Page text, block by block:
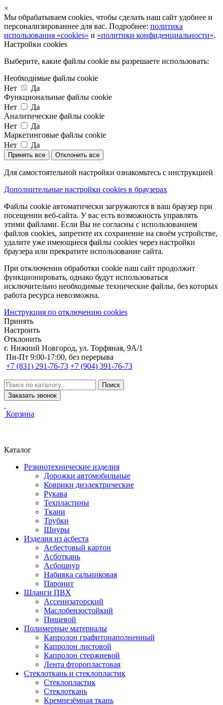
×
Мы обрабатываем cookies, чтобы сделать наш сайт удобнее и
персонализированнее для вас. Подробнее: политика
использования «cookies» и «политики конфиденциальности».
Настройки cookies
Выберите, какие файлы cookie вы разрешаете использовать:
Необходимые файлы cookie
Нет
Да
Функциональные файлы cookie
Нет
Да
Аналитические файлы cookie
Нет
Да
Маркетинговые файлы cookie
Нет
Да
Принять все Отклонить все
Для самостоятельной настройки ознакомьтесь с инструкцией
Дополнительные настройки cookies в браузерах
Файлы cookie автоматически загружаются в ваш браузер при
посещении веб-сайта. У вас есть возможность управлять
этими файлами. Если Вы не согласны с использованием
файлов cookies, запретите их сохранение на своём устройстве,
удалите уже имеющиеся файлы cookies через настройки
браузера или прекратите использование сайта.
При отключении обработки cookie наш сайт продолжит
функционировать, однако будут использоваться
исключительно необходимые технические файлы, без которых
работа ресурса невозможна.
Инструкция по отключению cookies
Принять
Настроить
Отклонить
г. Нижний Новгород, ул. Торфяная, 9А/1
Пн-Пт 9:00-17:00, без перерыва
+7 (831) 291-76-73 +7 (904) 391-76-73
Заказать звонок
Корзина
Каталог
Резинотехнические изделия
Дорожки автомобильные
Коврики диэлектрические
Рукава
Техпластины
Ткани
Трубки
Шнуры
Изделия из асбеста
Асбестовый картон
Асботкань
Асбошнур
Набивка сальниковая
Паронит
Шланги ПВХ
Ассенизаторский
Маслобензостойкий
Пищевой
Полимерные материалы
Капролон графитонаполненный
Капролон листовой
Капролон стержневой
Лента фторопластовая
Стеклоткань и стеклопластик
Стеклопластик
Стеклоткань
Кремнезёмная ткань